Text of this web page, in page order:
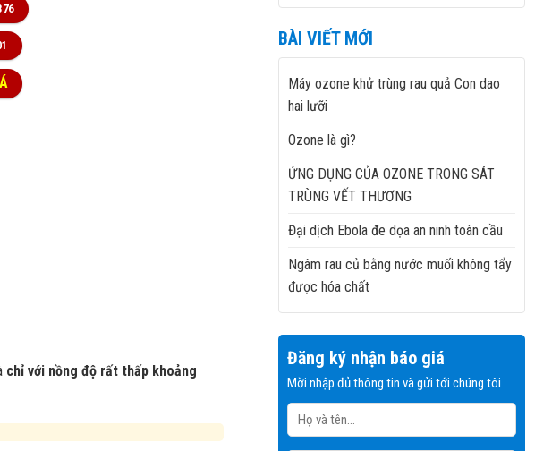
BÀI VIẾT MỚI
Máy ozone khử trùng rau quả Con dao
hai lưỡi
Ozone là gì?
ỨNG DỤNG CỦA OZONE TRONG SÁT
TRÙNG VẾT THƯƠNG
Đại dịch Ebola đe dọa an ninh toàn cầu
Ngâm rau củ bằng nước muối không tẩy
được hóa chất
Đăng ký nhận báo giá
Mời nhập đủ thông tin và gửi tới chúng tôi
chỉ với nồng độ rất thấp khoảng